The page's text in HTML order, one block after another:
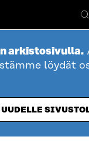
arkistosivulla.
löydät